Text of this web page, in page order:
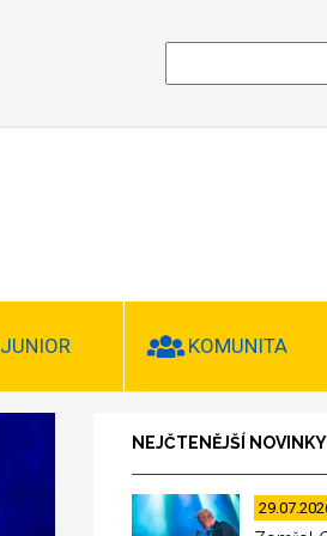
JUNIOR KOMUNITA
NEJČTENĚJŠÍ NOVINKY